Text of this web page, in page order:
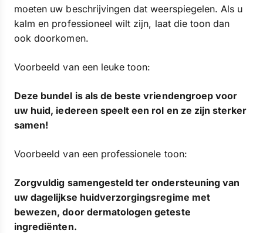
moeten uw beschrijvingen dat weerspiegelen. Als u
kalm en professioneel wilt zijn, laat die toon dan
ook doorkomen.
Voorbeeld van een leuke toon:
Deze bundel is als de beste vriendengroep voor
uw huid, iedereen speelt een rol en ze zijn sterker
samen!
Voorbeeld van een professionele toon:
Zorgvuldig samengesteld ter ondersteuning van
uw dagelijkse huidverzorgingsregime met
bewezen, door dermatologen geteste
ingrediënten.